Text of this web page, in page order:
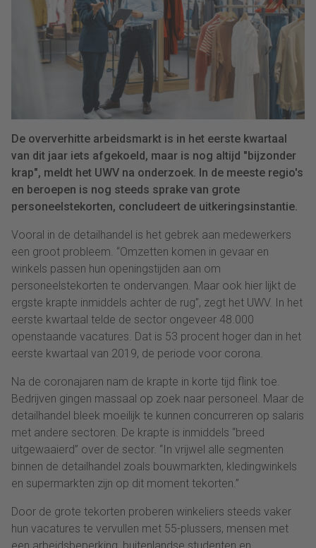
De oververhitte arbeidsmarkt is in het eerste kwartaal
van dit jaar iets afgekoeld, maar is nog altijd "bijzonder
krap", meldt het UWV na onderzoek. In de meeste regio's
en beroepen is nog steeds sprake van grote
personeelstekorten, concludeert de uitkeringsinstantie.
Vooral in de detailhandel is het gebrek aan medewerkers
een groot probleem. “Omzetten komen in gevaar en
winkels passen hun openingstijden aan om
personeelstekorten te ondervangen. Maar ook hier lijkt de
ergste krapte inmiddels achter de rug”, zegt het UWV. In het
eerste kwartaal telde de sector ongeveer 48.000
openstaande vacatures. Dat is 53 procent hoger dan in het
eerste kwartaal van 2019, de periode voor corona.
Na de coronajaren nam de krapte in korte tijd flink toe.
Bedrijven gingen massaal op zoek naar personeel. Maar de
detailhandel bleek moeilijk te kunnen concurreren op salaris
met andere sectoren. De krapte is inmiddels “breed
uitgewaaierd” over de sector. “In vrijwel alle segmenten
binnen de detailhandel zoals bouwmarkten, kledingwinkels
en supermarkten zijn op dit moment tekorten.”
Door de grote tekorten proberen winkeliers steeds vaker
hun vacatures te vervullen met 55-plussers, mensen met
een arbeidsbeperking, buitenlandse studenten en